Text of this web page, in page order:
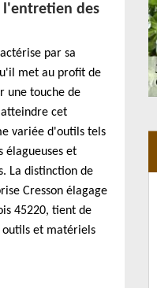
l'entretien des
par sa
met au profit de
une touche de
cet
variée d'outils tels
élagueuses et
La distinction de
Cresson élagage
45220, tient de
outils et matériels